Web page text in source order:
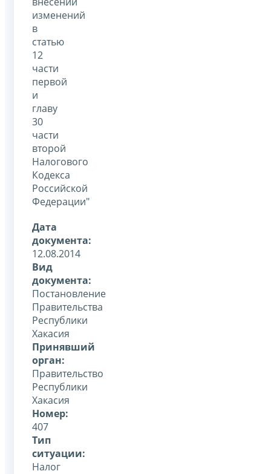
изменений
в
статью
12
части
первой
и
главу
30
части
второй
Налогового
Кодекса
Российской
Федерации"
Дата
документа:
12.08.2014
Вид
документа:
Постановление
Правительства
Республики
Хакасия
Принявший
орган:
Правительство
Республики
Хакасия
Номер:
407
Тип
ситуации:
Налог